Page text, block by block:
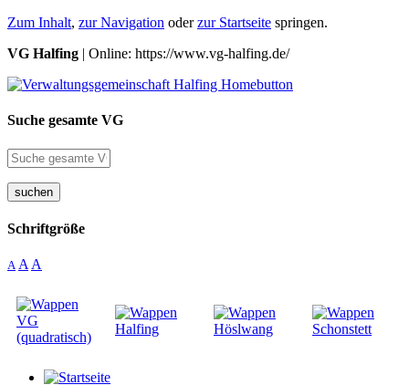
Zum Inhalt, zur Navigation oderzur Startseite springen.
VG Halfing | Online: https://www.vg-halfing.de/
Suche gesamte VG
suchen
Schriftgröße
A A A